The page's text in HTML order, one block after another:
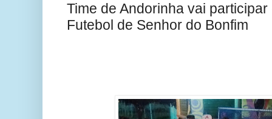
Time de Andorinha vai
Futebol de Senhor do Bonfim